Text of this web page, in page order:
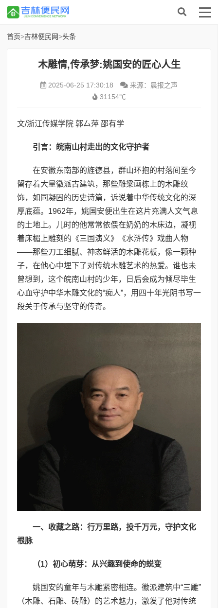
首页>吉林便民网>头条
木雕情,传承梦:姚国安的匠心人生
2025-06-25 17:30:18
来源：晨报之声
31154℃
文/浙江传媒学院 郭厶萍 邵有学
引言：皖南山村走出的文化守护者
在安徽东南部的旌德县，群山环抱的村落间至今
留存着大量徽派古建筑，那些雕梁画栋上的木雕纹
饰，如同凝固的历史诗篇，诉说着中华传统文化的深
厚底蕴。1962年，姚国安便出生在这片充满人文气息
的土地上。儿时的他常常依偎在奶奶的木床边，凝视
着床楣上雕刻的《三国演义》《水浒传》戏曲人物
——那些刀工细腻、神态鲜活的木雕花板，像一颗种
子，在他心中埋下了对传统木雕艺术的热爱。谁也未
曾想到，这个皖南山村的少年，日后会成为倾尽毕生
心血守护中华木雕文化的“痴人”，用四十年光阴书写一
段关于传承与坚守的传奇。
一、收藏之路：行万里路，投千万元，守护文化
根脉
（1）初心萌芽：从兴趣到使命的蜕变
姚国安的童年与木雕紧密相连。徽派建筑中“三雕”
（木雕、石雕、砖雕）的艺术魅力，激发了他对传统